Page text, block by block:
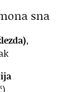
sna
,